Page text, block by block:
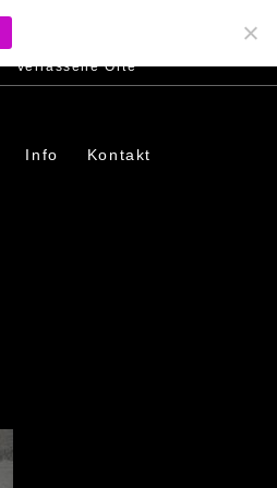
Verlassene Orte
Info Kontakt